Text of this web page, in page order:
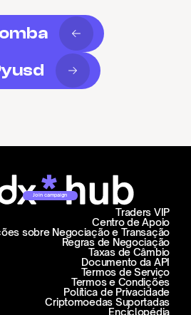
Join campaign
Centro de Apoio
sobre Negociação e Transação
Traders VIP
Regras de Negociação
Taxas de Câmbio
Documento da API
Termos de Serviço
Termos e Condições
Política de Privacidade
Criptomoedas Suportadas
Enciclopédia